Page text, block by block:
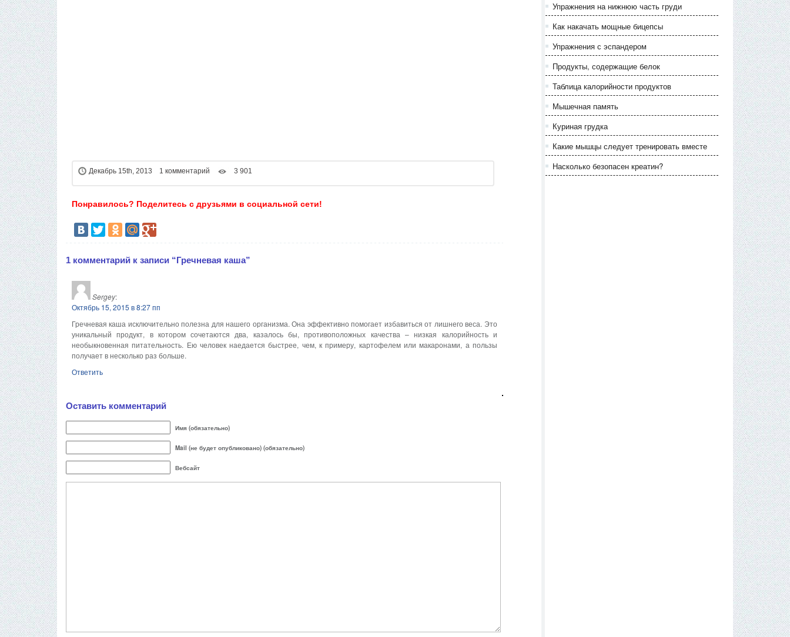
Декабрь 15th, 2013 1 комментарий 3 901
Понравилось? Поделитесь с друзьями в социальной сети!
1 комментарий к записи “Гречневая каша”
Sergey:
Октябрь 15, 2015 в 8:27 пп
Гречневая каша исключительно полезна для нашего организма. Она эффективно помогает избавиться от лишнего веса. Это
уникальный продукт, в котором сочетаются два, казалось бы, противоположных качества – низкая калорийность и
необыкновенная питательность. Ею человек наедается быстрее, чем, к примеру, картофелем или макаронами, а пользы
получает в несколько раз больше.
Ответить
Оставить комментарий
Имя (обязательно)
Mail (не будет опубликовано) (обязательно)
Вебсайт
Упражнения на нижнюю часть груди
Как накачать мощные бицепсы
Упражнения с эспандером
Продукты, содержащие белок
Таблица калорийности продуктов
Мышечная память
Куриная грудка
Какие мышцы следует тренировать вместе
Насколько безопасен креатин?